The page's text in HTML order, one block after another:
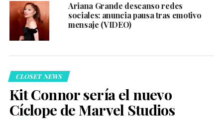
Ariana Grande descanso redes
sociales: anuncia pausa tras emotivo
mensaje (VIDEO)
CLOSET NEWS
Kit Connor sería el nuevo
Cíclope de Marvel Studios